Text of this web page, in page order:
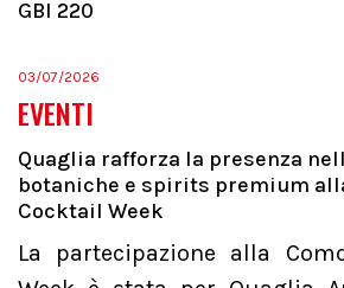
GBI 220
03/07/2026
EVENTI
Quaglia rafforza la presenza
botaniche e spirits premium
Cocktail Week
La partecipazione alla